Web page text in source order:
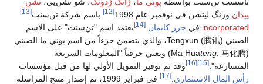
ييدان وزنگ ليتشن في نوفمبر عام 1998 [12] باسم شركة تن‌سنت[13]
incorporated في جزر كايمان [14]
يعتمد اسم "تن‌سنت" على الاسم
الصيني Tengxun (腾讯)، والذي يتضمن جزءاً من اسم پوني ما الصيني
(Ma Hua
teng
; 马化腾) ويعني حرفياً "المعلومات السريعة
المتسارعة". [15]
[16]
وقد تم توفير التمويل الأولي لها من قبل مؤسسات
رأس المال الاستثماري [17]
في فبراير 1999، تم إصدار منتج المراسلة